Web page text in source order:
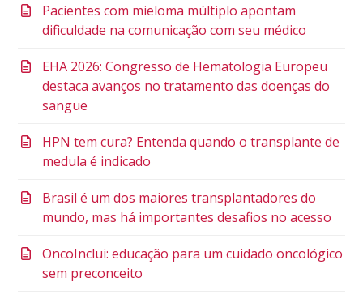
Pacientes com mieloma múltiplo apontam
dificuldade na comunicação com seu médico
EHA 2026: Congresso de Hematologia Europeu
destaca avanços no tratamento das doenças do
sangue
HPN tem cura? Entenda quando o transplante de
medula é indicado
Brasil é um dos maiores transplantadores do
mundo, mas há importantes desafios no acesso
OncoInclui: educação para um cuidado oncológico
sem preconceito